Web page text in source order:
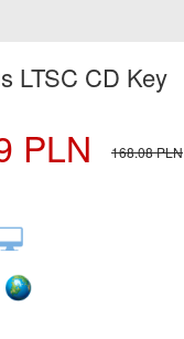
LTSC CD Key
PLN 168.08PLN